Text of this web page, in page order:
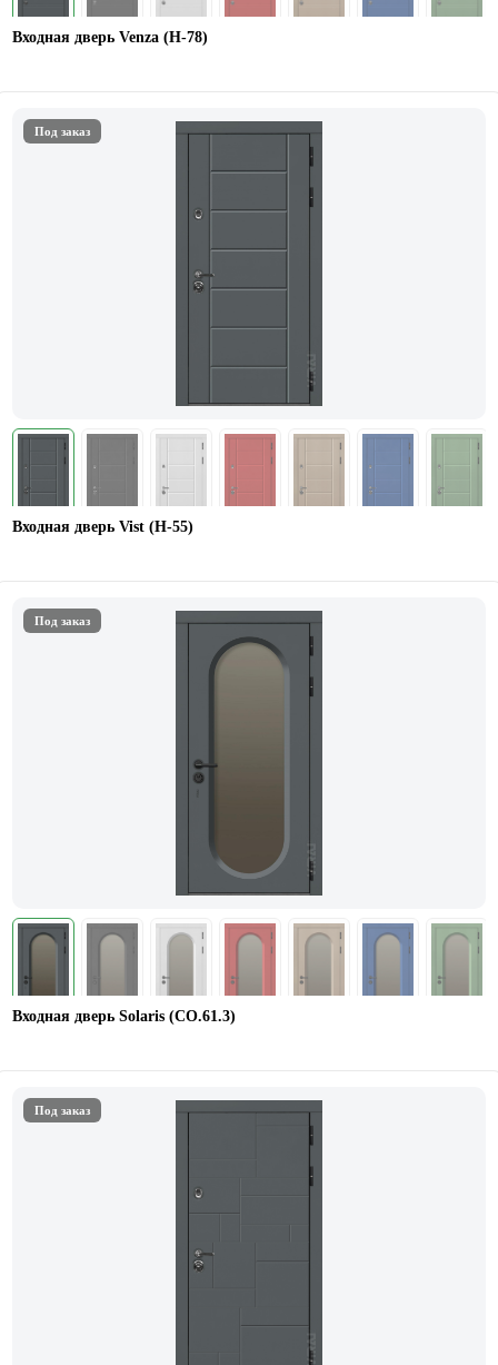
Входная дверь Venza (Н-78)
Под заказ
Входная дверь Vist (Н-55)
Под заказ
Входная дверь Solaris (СО.61.3)
Под заказ